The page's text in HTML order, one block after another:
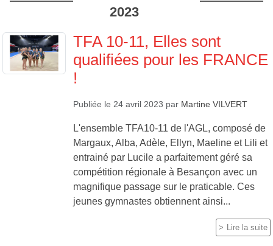
2023
TFA 10-11, Elles sont
qualifiées pour les FRANCE
!
Publiée le 24 avril 2023 par Martine VILVERT
L'ensemble TFA10-11 de l'AGL, composé de
Margaux, Alba, Adèle, Ellyn, Maeline et Lili et
entrainé par Lucile a parfaitement géré sa
compétition régionale à Besançon avec un
magnifique passage sur le praticable. Ces
jeunes gymnastes obtiennent ainsi...
Lire la suite